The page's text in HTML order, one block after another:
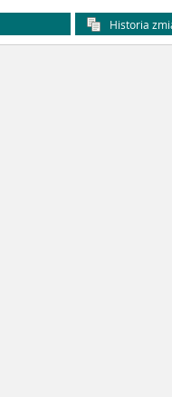
Historia